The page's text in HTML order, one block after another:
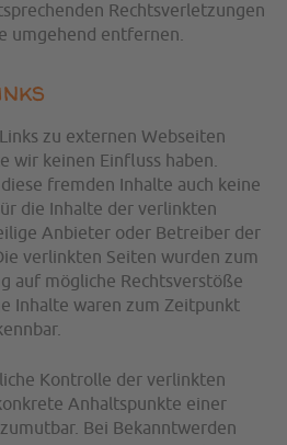
Rechtsverletzungen
umgehend entfernen.
zu externen Webseiten
wir keinen Einfluss haben.
fremden Inhalte auch keine
die Inhalte der verlinkten
Anbieter oder Betreiber der
verlinkten Seiten wurden zum
auf mögliche Rechtsverstöße
Inhalte waren zum Zeitpunkt
Kontrolle der verlinkten
Anhaltspunkte einer
Bei Bekanntwerden